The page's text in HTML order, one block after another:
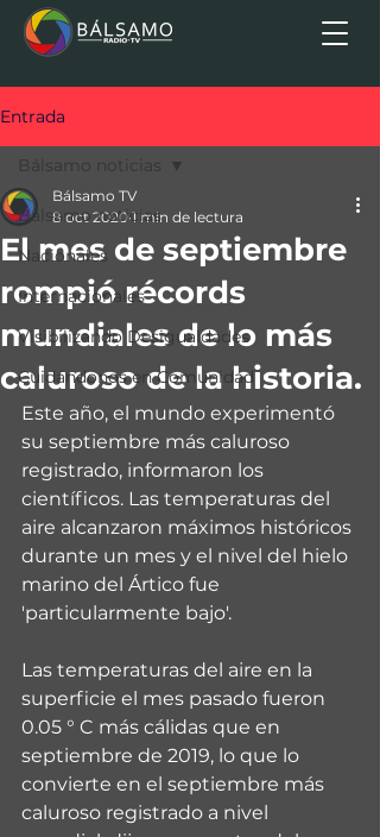
Entrada
Bálsamo noticias
Nacionales
Internacionales
Visibilizando Desigualdades
Cuidándonos en Comunidad
Bálsamo noticias
El mes de septiembre
rompió récords
mundiales de lo más
caluroso de la historia.
Bálsamo TV
8 oct 2020 1 min de lectura
Este año, el mundo experimentó
su septiembre más caluroso
registrado, informaron los
científicos. Las temperaturas del
aire alcanzaron máximos históricos
durante un mes y el nivel del hielo
marino del Ártico fue
'particularmente bajo'.
Las temperaturas del aire en la
superficie el mes pasado fueron
0.05 ° C más cálidas que en
septiembre de 2019, lo que lo
convierte en el septiembre más
caluroso registrado a nivel